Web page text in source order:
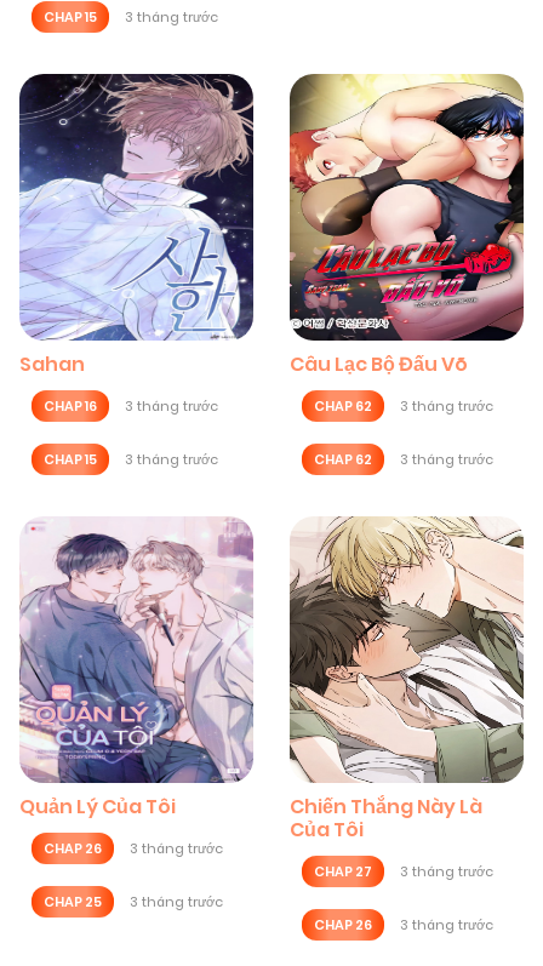
CHAP 15 3 tháng trước
Sahan
CHAP 16 3 tháng trước
CHAP 15 3 tháng trước
Câu Lạc Bộ Đấu Võ
CHAP 62 3 tháng trước
CHAP 62 3 tháng trước
Quản Lý Của Tôi
CHAP 26 3 tháng trước
CHAP 25 3 tháng trước
Chiến Thắng Này Là
Của Tôi
CHAP 27 3 tháng trước
CHAP 26 3 tháng trước